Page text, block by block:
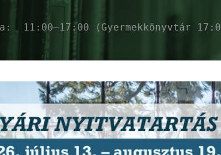
11:00–17:00 (Gyermekkönyvtár
Megyei
Események Ajánló